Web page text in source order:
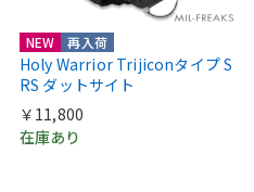
NEW 再入荷
Holy Warrior Trijiconタイプ S
RS ダットサイト
￥11,800
在庫あり